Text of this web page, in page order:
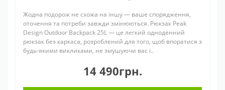
Жодна подорож не схожа на іншу — ваше спорядження,
оточення та потреби завжди змінюються. Рюкзак Peak
Design Outdoor Backpack 25L — це легкий одноденний
рюкзак без каркаса, розроблений для того, щоб впоратися з
будь-якими викликами, не змушуючи вас і..
14 490грн.